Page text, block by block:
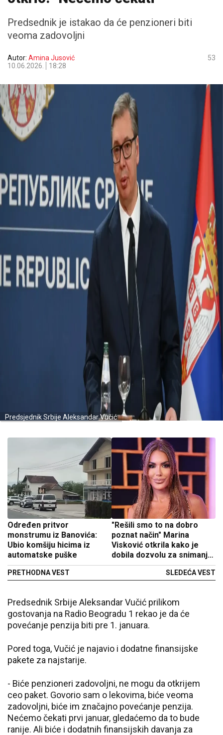
Predsednik je istakao da će penzioneri biti
veoma zadovoljni
Autor: Amina Jusović
10.06.2026.
18:28
53
Predsjednik Srbije Aleksandar Vučić
Određen pritvor
monstrumu iz Banovića:
Ubio komšiju hicima iz
automatske puške
PRETHODNA VEST
"Rešili smo to na dobro
poznat način" Marina
Visković otkrila kako je
dobila dozvolu za snimanje
u luksuznoj vili
SLEDEĆA VEST
Predsednik Srbije Aleksandar Vučić prilikom
gostovanja na Radio Beogradu 1 rekao je da će
povećanje penzija biti pre 1. januara.
Pored toga, Vučić je najavio i dodatne finansijske
pakete za najstarije.
- Biće penzioneri zadovoljni, ne mogu da otkrijem
ceo paket. Govorio sam o lekovima, biće veoma
zadovoljni, biće im značajno povećanje penzija.
Nećemo čekati prvi januar, gledaćemo da to bude
ranije. Ali biće i dodatnih finansijskih davanja za